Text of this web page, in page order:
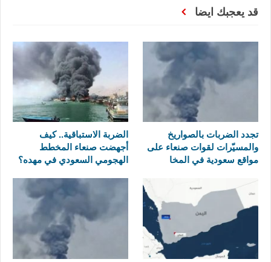
قد يعجبك ايضا
تجدد الضربات بالصواريخ
والمسيّرات لقوات صنعاء على
مواقع سعودية في المخا
الضربة الاستباقية.. كيف
أجهضت صنعاء المخطط
الهجومي السعودي في مهده؟